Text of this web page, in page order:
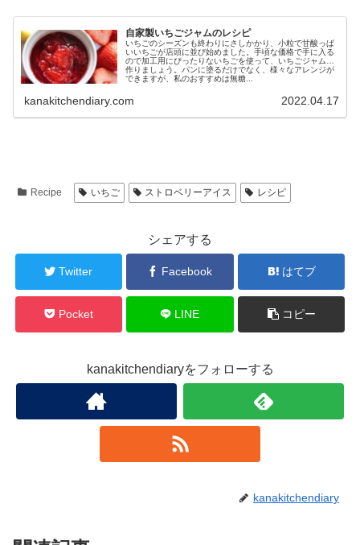
自家製いちごジャムのレシピ
いちごのシーズンも終わりにさしかかり、小粒で甘酸っぱ
いいちごが店頭に並び始めました。手頃な価格で手に入る
ので加工用にぴったりないちごを使って、いちごジャムを
作りましょう。パンに塗るだけでなく、様々なアレンジが
できますが、私のおすすめは無糖...
kanakitchendiary.com 2022.04.17
Recipe いちご ストロベリーアイス レシピ
シェアする
Twitter Facebook はてブ
Pocket LINE コピー
kanakitchendiaryをフォローする
kanakitchendiary